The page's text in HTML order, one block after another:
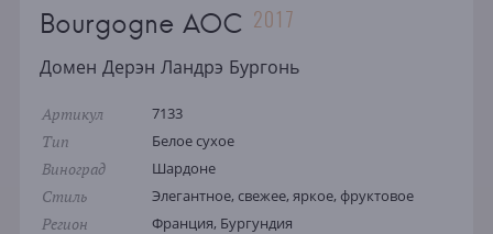
Bourgogne AOC 2017
Домен Дерэн Ландрэ Бургонь
Артикул 7133
Тип Белое сухое
Виноград Шардоне
Стиль Элегантное, свежее, яркое, фруктовое
Регион Франция, Бургундия